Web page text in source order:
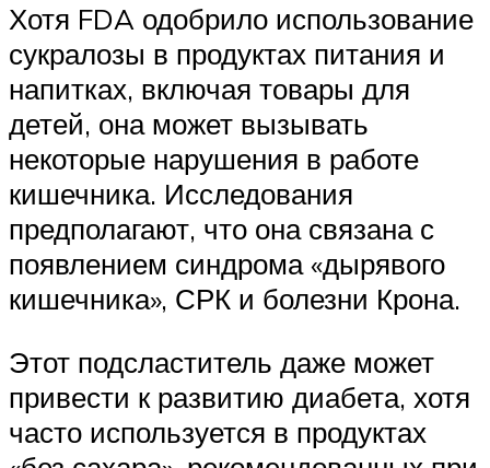
Хотя FDA одобрило использование
сукралозы в продуктах питания и
напитках, включая товары для
детей, она может вызывать
некоторые нарушения в работе
кишечника. Исследования
предполагают, что она связана с
появлением синдрома «дырявого
кишечника», СРК и болезни Крона.
Этот подсластитель даже может
привести к развитию диабета, хотя
часто используется в продуктах